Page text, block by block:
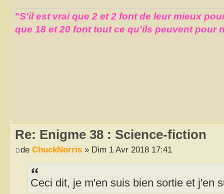
"S'il est vrai que 2 et 2 font de leur mieux
que 18 et 20 font tout ce qu'ils peuvent pour
Re: Enigme 38 : Science-fiction
de ChuckNorris » Dim 1 Avr 2018 17:41
Ceci dit, je m'en suis bien sortie et j'en